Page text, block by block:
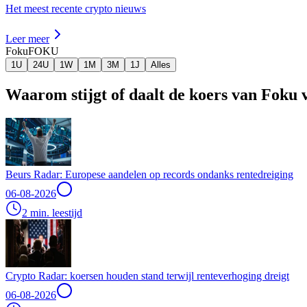
Het meest recente crypto nieuws
Leer meer
FokuFOKU
1U 24U 1W 1M 3M 1J Alles
Waarom stijgt of daalt de koers van Foku
Beurs Radar: Europese aandelen op records ondanks rentedreiging
06-08-2026
2 min. leestijd
Crypto Radar: koersen houden stand terwijl renteverhoging dreigt
06-08-2026